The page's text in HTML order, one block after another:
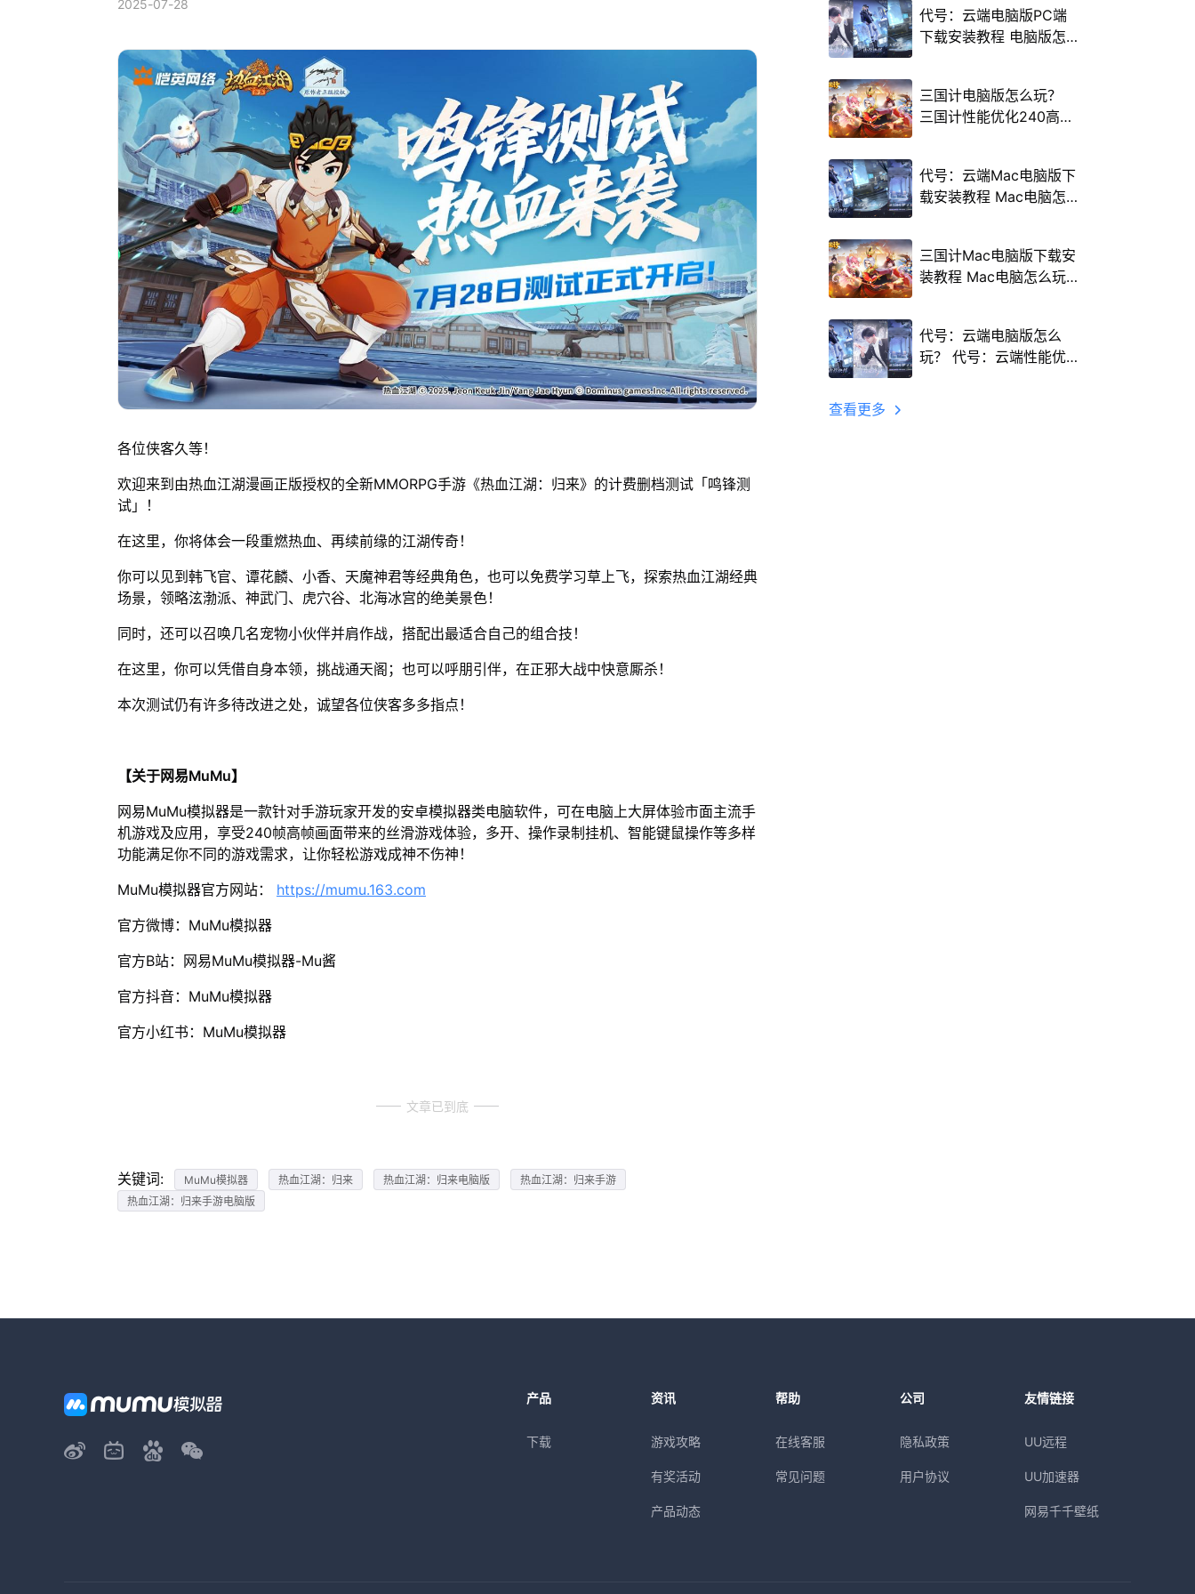
2025-07-28
各位侠客久等！
欢迎来到由热血江湖漫画正版授权的全新MMORPG手游《热血江湖：归来》的计费删档测试「鸣锋测
试」！
在这里，你将体会一段重燃热血、再续前缘的江湖传奇！
你可以见到韩飞官、谭花麟、小香、天魔神君等经典角色，也可以免费学习草上飞，探索热血江湖经典
场景，领略泫渤派、神武门、虎穴谷、北海冰宫的绝美景色！
同时，还可以召唤几名宠物小伙伴并肩作战，搭配出最适合自己的组合技！
在这里，你可以凭借自身本领，挑战通天阁；也可以呼朋引伴，在正邪大战中快意厮杀！
本次测试仍有许多待改进之处，诚望各位侠客多多指点！
【关于网易MuMu】
网易MuMu模拟器是一款针对手游玩家开发的安卓模拟器类电脑软件，可在电脑上大屏体验市面主流手
机游戏及应用，享受240帧高帧画面带来的丝滑游戏体验，多开、操作录制挂机、智能键鼠操作等多样
功能满足你不同的游戏需求，让你轻松游戏成神不伤神！
MuMu模拟器官方网站： https://mumu.163.com
官方微博：MuMu模拟器
官方B站：网易MuMu模拟器-Mu酱
官方抖音：MuMu模拟器
官方小红书：MuMu模拟器
文章已到底
关键词: MuMu模拟器 热血江湖：归来 热血江湖：归来电脑版
热血江湖：归来手游
热血江湖：归来手游电脑版
代号：云端电脑版PC端
下载安装教程 电脑版怎
三国计电脑版怎么玩？
三国计性能优化240高帧
代号：云端Mac电脑版下
载安装教程 Mac电脑怎
三国计Mac电脑版下载安
装教程 Mac电脑怎么玩
代号：云端电脑版怎么
玩？ 代号：云端性能优
查看更多
产品
下载
资讯
游戏攻略
有奖活动
产品动态
帮助
在线客服
常见问题
公司
隐私政策
用户协议
友情链接
UU远程
UU加速器
网易千千壁纸